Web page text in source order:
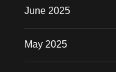
June 2025
May 2025